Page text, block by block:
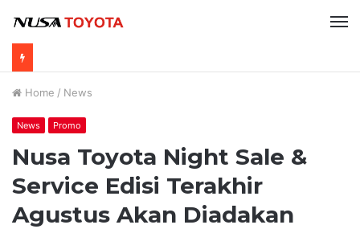
Home / News
News Promo
Nusa Toyota Night Sale &
Service Edisi Terakhir
Agustus Akan Diadakan